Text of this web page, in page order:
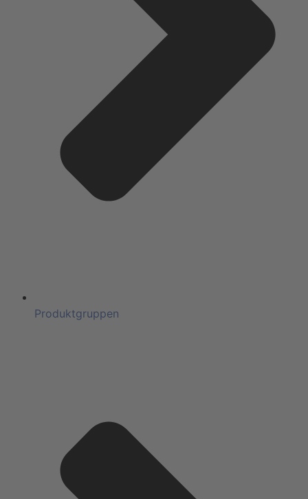
Produktgruppen